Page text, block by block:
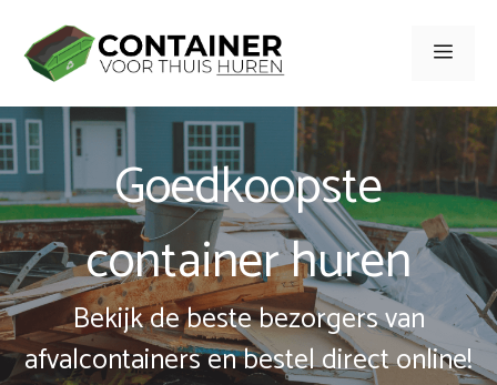
naar
inhoud
Menu
Goedkoopste
container huren
Bekijk de beste bezorgers van
afvalcontainers en bestel direct online!